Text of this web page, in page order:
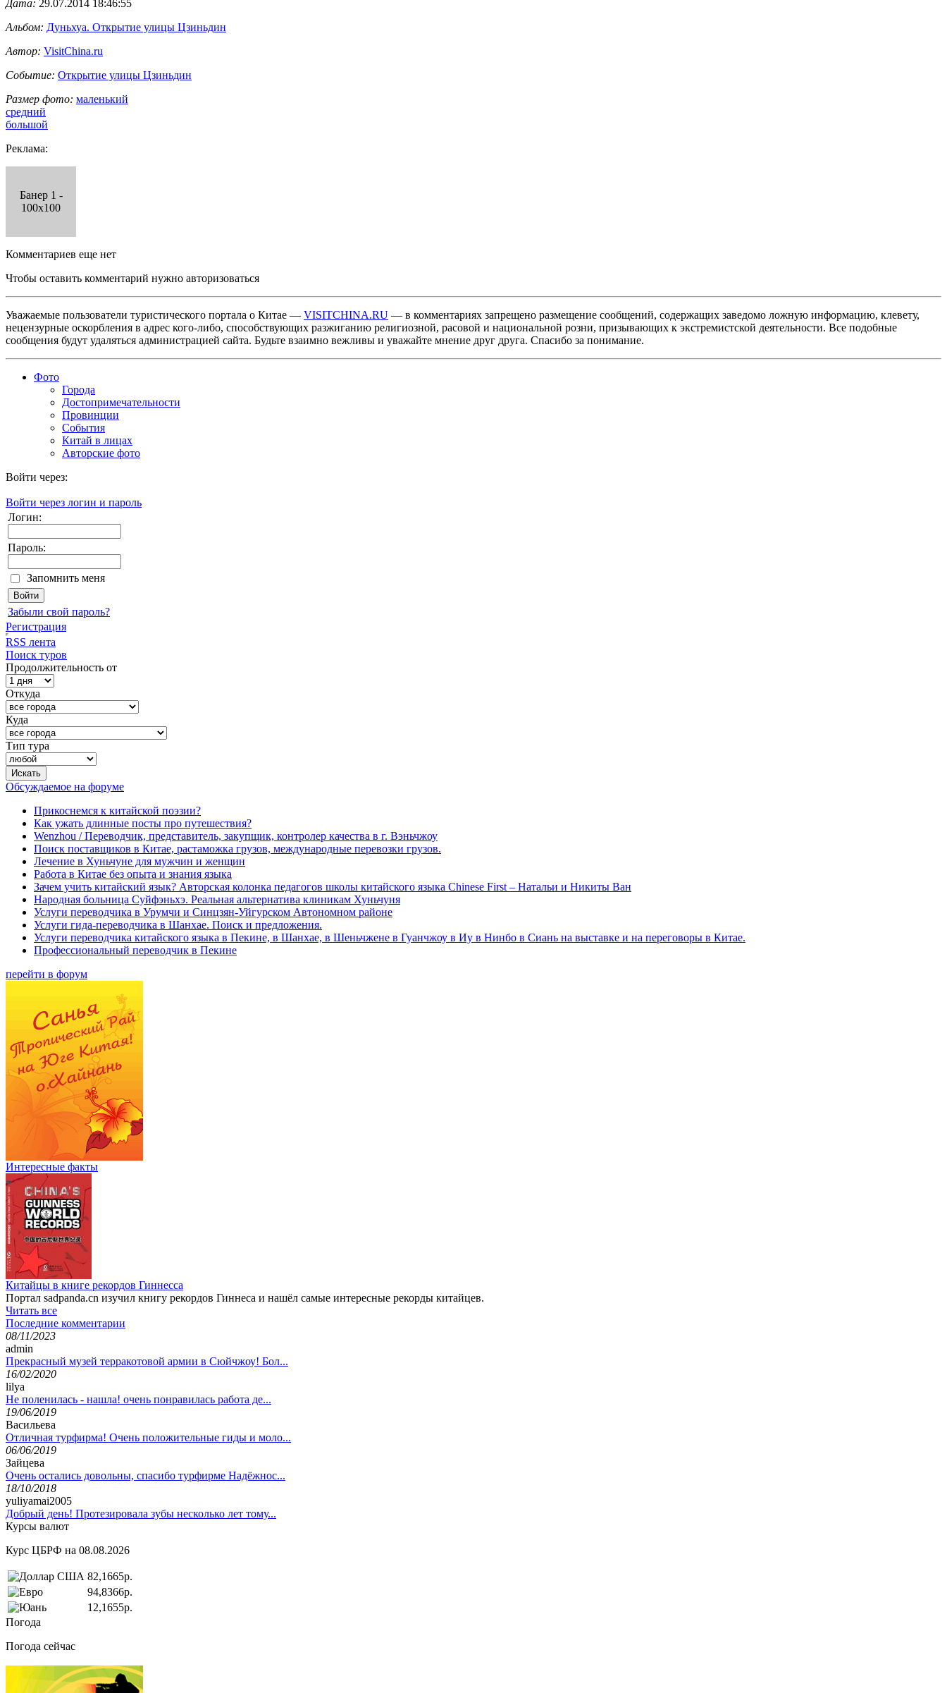
Дата: 29.07.2014 18:46:55
Альбом: Дуньхуа. Открытие улицы Цзиньдин
Автор: VisitChina.ru
Событие: Открытие улицы Цзиньдин
Размер фото: маленький
средний
большой
Реклама:
Банер 1 -
100x100
Комментариев еще нет
Чтобы оставить комментарий нужно авторизоваться
Уважаемые пользователи туристического портала о Китае — VISITCHINA.RU — в комментариях запрещено размещение сообщений, содержащих заведомо ложную информацию, клевету,
нецензурные оскорбления в адрес кого-либо, способствующих разжиганию религиозной, расовой и национальной розни, призывающих к экстремистской деятельности. Все подобные
сообщения будут удаляться администрацией сайта. Будьте взаимно вежливы и уважайте мнение друг друга. Спасибо за понимание.
Фото
Города
Достопримечательности
Провинции
События
Китай в лицах
Авторские фото
Войти через:
Войти через логин и пароль
Логин:
Пароль:
Запомнить меня
Забыли свой пароль?
Регистрация
RSS лента
Поиск туров
Продолжительность от
Откуда
Куда
Тип тура
Обсуждаемое на форуме
Прикоснемся к китайской поэзии?
Как ужать длинные посты про путешествия?
Wenzhou / Переводчик, представитель, закупщик, контролер качества в г. Вэньчжоу
Поиск поставщиков в Китае, растаможка грузов, международные перевозки грузов.
Лечение в Хуньчуне для мужчин и женщин
Работа в Китае без опыта и знания языка
Зачем учить китайский язык? Авторская колонка педагогов школы китайского языка Chinese First – Натальи и Никиты Ван
Народная больница Суйфэньхэ. Реальная альтернатива клиникам Хуньчуня
Услуги переводчика в Урумчи и Синцзян-Уйгурском Автономном районе
Услуги гида-переводчика в Шанхае. Поиск и предложения.
Услуги переводчика китайского языка в Пекине, в Шанхае, в Шеньчжене в Гуанчжоу в Иу в Нинбо в Сиань на выставке и на переговоры в Китае.
Профессиональный переводчик в Пекине
перейти в форум
Интересные факты
Китайцы в книге рекордов Гиннесса
Портал sadpanda.cn изучил книгу рекордов Гиннеса и нашёл самые интересные рекорды китайцев.
Читать все
Последние комментарии
08/11/2023
admin
Прекрасный музей терракотовой армии в Сюйчжоу! Бол...
16/02/2020
lilya
Не поленилась - нашла! очень понравилась работа де...
19/06/2019
Васильева
Отличная турфирма! Очень положительные гиды и моло...
06/06/2019
Зайцева
Очень остались довольны, спасибо турфирме Надёжнос...
18/10/2018
yuliyamai2005
Добрый день! Протезировала зубы несколько лет тому...
Курсы валют
Курс ЦБРФ на 08.08.2026
82,1665р.
94,8366р.
12,1655р.
Погода
Погода сейчас